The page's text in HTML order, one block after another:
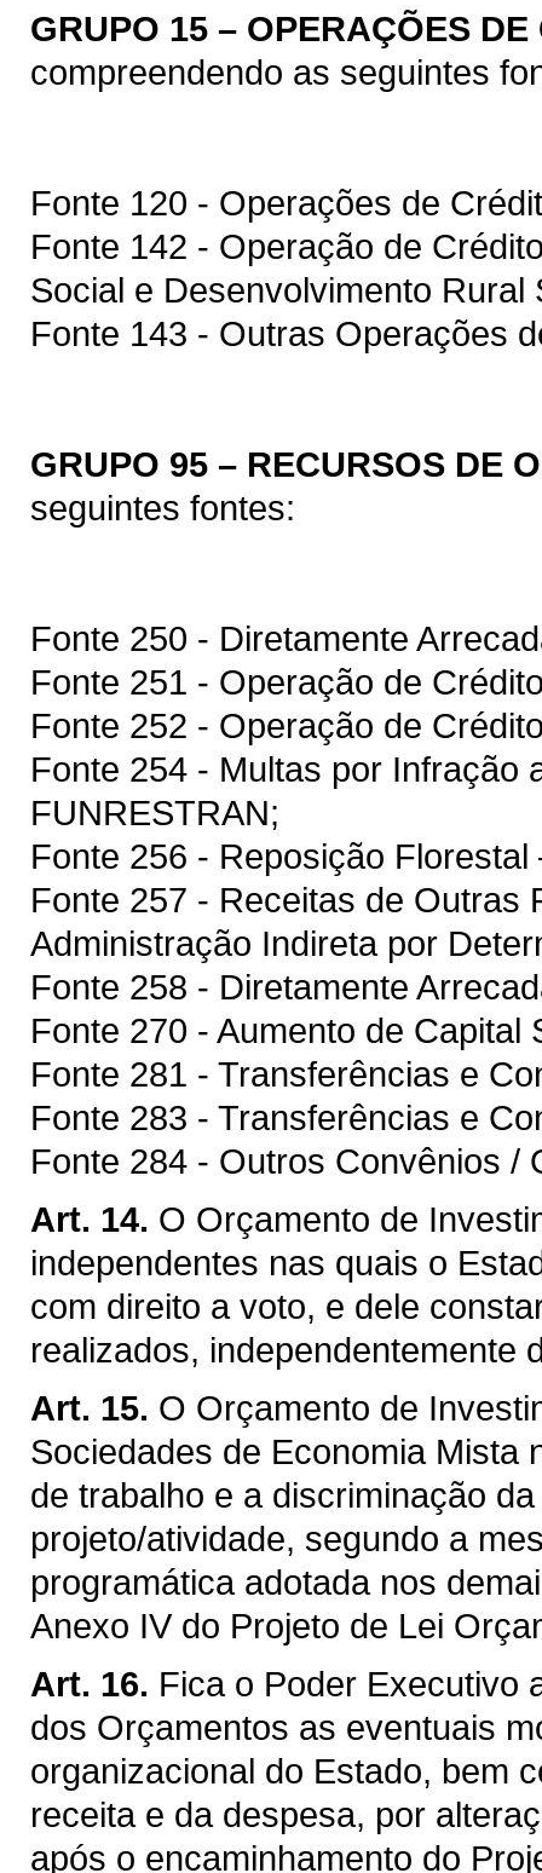
GRUPO 15 – OPERAÇÕES
compreendendo as seguintes
Fonte 120 - Operações de
Fonte 142 - Operação de
Social e Desenvolvimento
Fonte 143 - Outras Operações
GRUPO 95 – RECURSOS DE
seguintes fontes:
Fonte 250 - Diretamente
Fonte 251 - Operação de
Fonte 252 - Operação de
Fonte 254 - Multas por Infração
FUNRESTRAN;
Fonte 256 - Reposição Florestal
Fonte 257 - Receitas de Outras
Administração Indireta por
Fonte 258 - Diretamente
Fonte 270 - Aumento de Capital
Fonte 281 - Transferências e
Fonte 283 - Transferências e
Fonte 284 - Outros Convênios /
Art. 14. O Orçamento de
independentes nas quais o
com direito a voto, e dele
realizados, independentemente
Art. 15. O Orçamento de
Sociedades de Economia Mista
de trabalho e a discriminação
projeto/atividade, segundo a
programática adotada nos
Anexo IV do Projeto de Lei
Art. 16. Fica o Poder Executivo
dos Orçamentos as eventuais
organizacional do Estado, bem
receita e da despesa, por
após o encaminhamento do